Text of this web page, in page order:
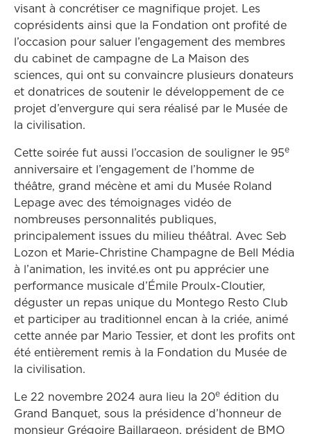
visant à concrétiser ce magnifique projet. Les
coprésidents ainsi que la Fondation ont profité de
l’occasion pour saluer l’engagement des membres
du cabinet de campagne de La Maison des
sciences, qui ont su convaincre plusieurs donateurs
et donatrices de soutenir le développement de ce
projet d’envergure qui sera réalisé par le Musée de
la civilisation.
Cette soirée fut aussi l’occasion de souligner le 95e
anniversaire et l’engagement de l’homme de
théâtre, grand mécène et ami du Musée Roland
Lepage avec des témoignages vidéo de
nombreuses personnalités publiques,
principalement issues du milieu théâtral. Avec Seb
Lozon et Marie-Christine Champagne de Bell Média
à l’animation, les invité.es ont pu apprécier une
performance musicale d’Émile Proulx-Cloutier,
déguster un repas unique du Montego Resto Club
et participer au traditionnel encan à la criée, animé
cette année par Mario Tessier, et dont les profits ont
été entièrement remis à la Fondation du Musée de
la civilisation.
Le 22 novembre 2024 aura lieu la 20e édition du
Grand Banquet, sous la présidence d’honneur de
monsieur Grégoire Baillargeon, président de BMO